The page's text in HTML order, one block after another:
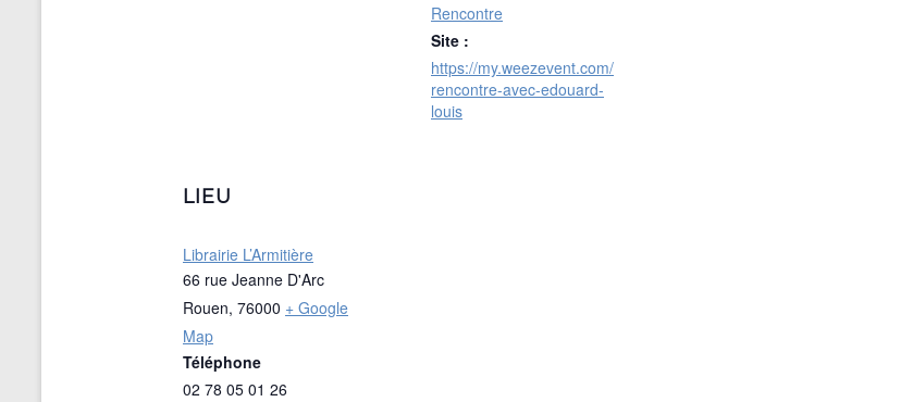
Rencontre
Site :
https://my.weezevent.com/
rencontre-avec-edouard-
louis
LIEU
Librairie L’Armitière
66 rue Jeanne D'Arc
Rouen, 76000 + Google
Map
Téléphone
02 78 05 01 26